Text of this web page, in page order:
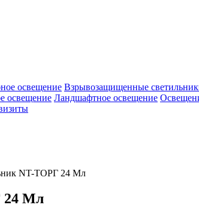
освещение Взрывозащищенные
освещение Ландшафтное освещение
NT-ТОРГ 24 Мл
24 Мл